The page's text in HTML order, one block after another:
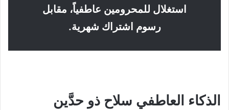
استغلال للمحرومين عاطفياً، مقابل
رسوم اشتراك شهرية.
الذكاء العاطفي سلاح ذو حدَّين